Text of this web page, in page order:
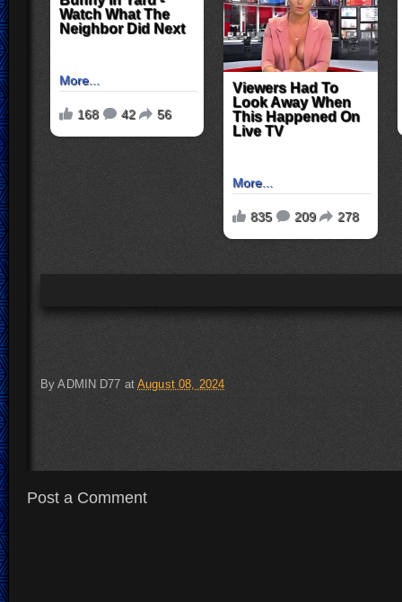
ByADMIN D77 atAugust 08, 2024
Post a Comment